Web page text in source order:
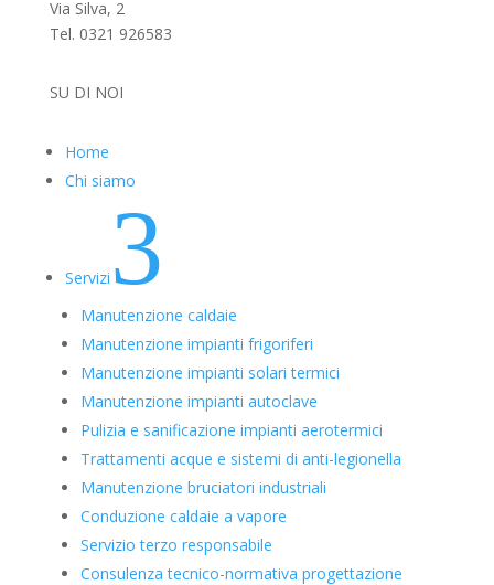
Via Silva, 2
Tel. 0321 926583
SU DI NOI
Home
Chi siamo
Servizi 3
Manutenzione caldaie
Manutenzione impianti frigoriferi
Manutenzione impianti solari termici
Manutenzione impianti autoclave
Pulizia e sanificazione impianti aerotermici
Trattamenti acque e sistemi di anti-legionella
Manutenzione bruciatori industriali
Conduzione caldaie a vapore
Servizio terzo responsabile
Consulenza tecnico-normativa progettazione